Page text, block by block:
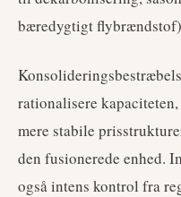
bæredygtigt
rationalisere
mere stabile
den fusionerede enhed.
også intens kontrol fra